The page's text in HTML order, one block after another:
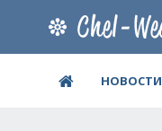
НОВОСТИ